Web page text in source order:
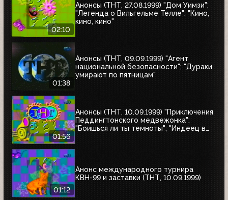
02:10
Анонсы (ТНТ, 27.08.1999) "Дом Уимзи";
"Легенда о Вильгельме Телле"; "Кино,
кино, кино"
01:38
Анонсы (ТНТ, 09.09.1999) "Агент
национальной безопасности"; "Дураки
умирают по пятницам"
01:56
Анонсы (ТНТ, 10.09.1999) "Приключения
Педдингтонского медвежонка";
"Боишься ли ты темноты"; "Индеец в
01:12
Анонс международного турнира
КВН-99 и заставки (ТНТ, 10.09.1999)